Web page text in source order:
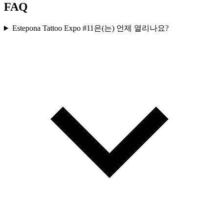
FAQ
Estepona Tattoo Expo #11은(는) 언제 열리나요?